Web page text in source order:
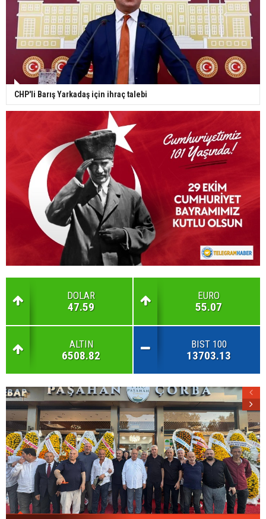
CHP'li Barış Yarkadaş için ihraç talebi
DOLAR
47.59
EURO
55.07
ALTIN
6508.82
BIST 100
13703.13